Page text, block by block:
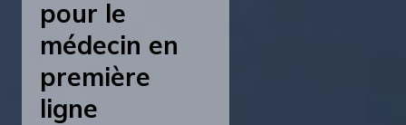
pour le
médecin en
première
ligne